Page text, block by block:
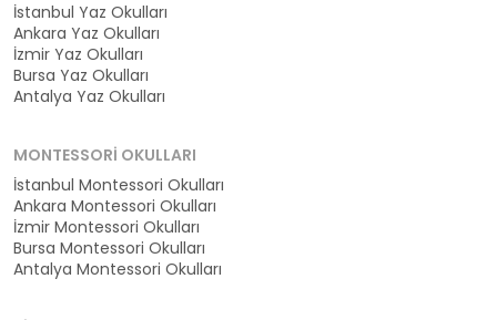
İstanbul Yaz Okulları
Ankara Yaz Okulları
İzmir Yaz Okulları
Bursa Yaz Okulları
Antalya Yaz Okulları
MONTESSORI OKULLARI
İstanbul Montessori Okulları
Ankara Montessori Okulları
İzmir Montessori Okulları
Bursa Montessori Okulları
Antalya Montessori Okulları